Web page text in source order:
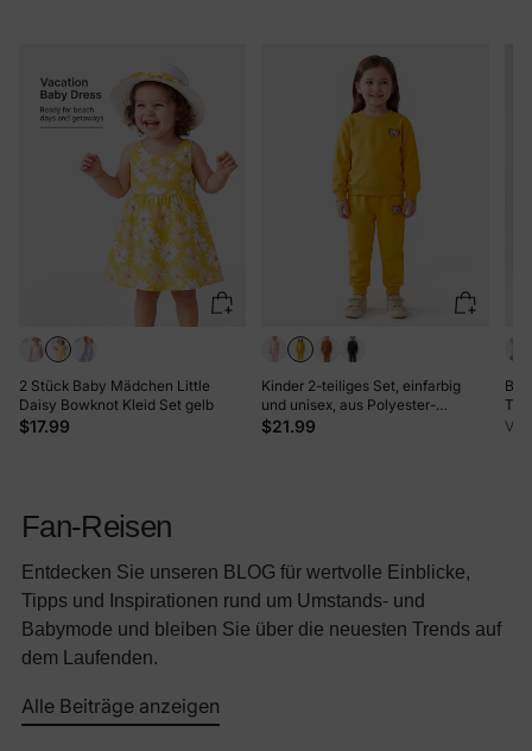
2 Stück Baby Mädchen Little
Daisy Bowknot Kleid Set gelb
$17.99
Kinder 2-teiliges Set, einfarbig
und unisex, aus Polyester-
Material, Regular Fit. gelb
$21.99 Von
Fan-Reisen
Entdecken Sie unseren BLOG für wertvolle Einblicke,
Tipps und Inspirationen rund um Umstands- und
Babymode und bleiben Sie über die neuesten Trends auf
dem Laufenden.
Alle Beiträge anzeigen